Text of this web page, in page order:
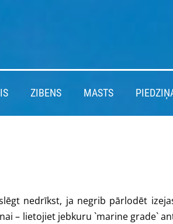
ZIBENS MASTS
nedrīkst, ja negrib pārlodēt
– lietojiet jebkuru `marine grade`